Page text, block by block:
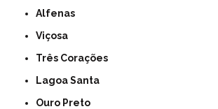
Alfenas
Viçosa
Três Corações
Lagoa Santa
Ouro Preto